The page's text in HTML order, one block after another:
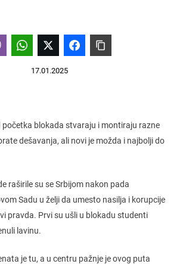
17.01.2025
početka blokada stvaraju i montiraju razne
dešavanja, ali novi je možda i najbolji do
raširile su se Srbijom nakon pada
Sadu u želji da umesto nasilja i korupcije
pravda. Prvi su ušli u blokadu studenti
lavinu.
je tu, a u centru pažnje je ovog puta